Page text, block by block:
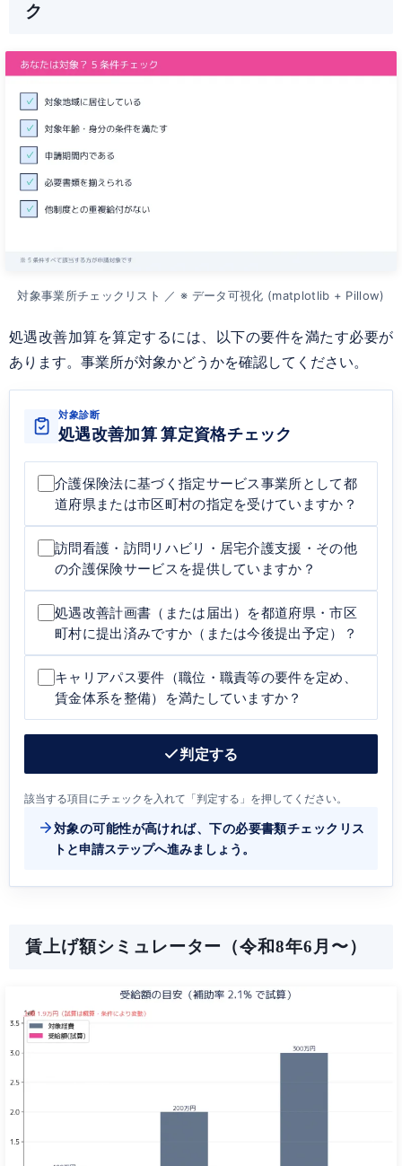
ク
対象事業所チェックリスト ／ ※ データ可視化 (matplotlib + Pillow)
処遇改善加算を算定するには、以下の要件を満たす必要が
あります。事業所が対象かどうかを確認してください。
対象診断
処遇改善加算 算定資格チェック
介護保険法に基づく指定サービス事業所として都
道府県または市区町村の指定を受けていますか？
訪問看護・訪問リハビリ・居宅介護支援・その他
の介護保険サービスを提供していますか？
処遇改善計画書（または届出）を都道府県・市区
町村に提出済みですか（または今後提出予定）？
キャリアパス要件（職位・職責等の要件を定め、
賃金体系を整備）を満たしていますか？
判定する
該当する項目にチェックを入れて「判定する」を押してください。
対象の可能性が高ければ、下の必要書類チェックリス
トと申請ステップへ進みましょう。
賃上げ額シミュレーター（令和8年6月〜）